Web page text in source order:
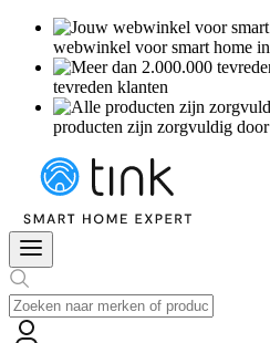
webwinkel voor smart home
tevreden klanten
producten zijn zorgvuldig